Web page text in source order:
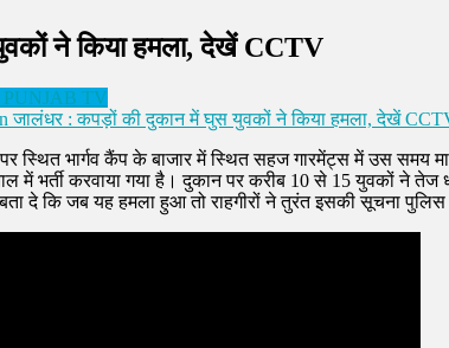
ने किया हमला, देखें CCTV
PUNJAB TV
जालंधर : कपड़ों की दुकान में घुस युवकों ने किया हमला, देखें
स्थित भार्गव कैंप के बाजार में स्थित सहज गारमेंट्स में उस समय
भर्ती करवाया गया है। दुकान पर करीब 10 से 15 युवकों ने तेज
दे कि जब यह हमला हुआ तो राहगीरों ने तुरंत इसकी सूचना